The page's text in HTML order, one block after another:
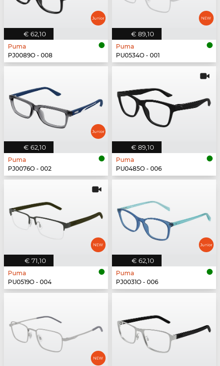
€ 62,10
Puma
PJ0089O - 008
€ 89,10
Puma
PU0534O - 001
€ 62,10
Puma
PJ0076O - 002
€ 89,10
Puma
PU0485O - 006
€ 71,10
Puma
PU0519O - 004
€ 62,10
Puma
PJ0031O - 006